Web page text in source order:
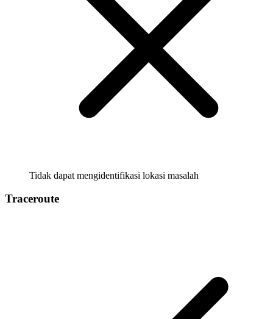
Tidak dapat mengidentifikasi lokasi masalah
Traceroute